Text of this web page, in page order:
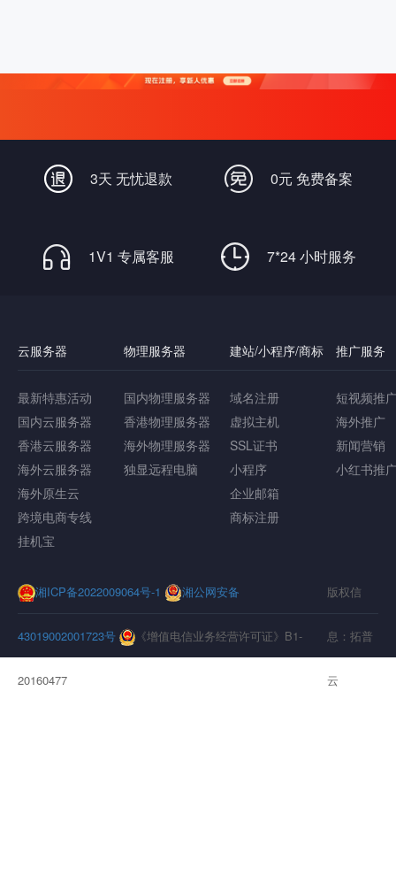
3天 无忧退款 0元 免费备案
1V1 专属客服 7*24 小时服务
云服务器
最新特惠活动
国内云服务器
香港云服务器
海外云服务器
海外原生云
跨境电商专线
挂机宝
物理服务器
国内物理服务器
香港物理服务器
海外物理服务器
独显远程电脑
建站/小程序/商标
域名注册
虚拟主机
SSL证书
小程序
企业邮箱
商标注册
推广服务
短视频推
海外推广
新闻营销
小红书推
湘ICP备2022009064号-1 湘公网安备
43019002001723号 《增值电信业务经营许可证》B1-
20160477
版权信
息：拓普
云